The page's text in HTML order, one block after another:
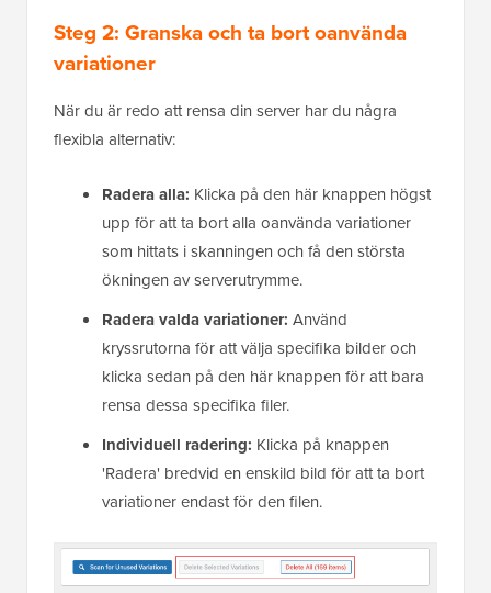
Steg 2: Granska och ta bort oanvända
variationer
När du är redo att rensa din server har du några
flexibla alternativ:
Radera alla: Klicka på den här knappen högst
upp för att ta bort alla oanvända variationer
som hittats i skanningen och få den största
ökningen av serverutrymme.
Radera valda variationer: Använd
kryssrutorna för att välja specifika bilder och
klicka sedan på den här knappen för att bara
rensa dessa specifika filer.
Individuell radering: Klicka på knappen
'Radera' bredvid en enskild bild för att ta bort
variationer endast för den filen.